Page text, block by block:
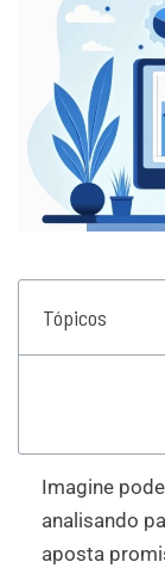
Tópicos
Imagine
analisando
aposta